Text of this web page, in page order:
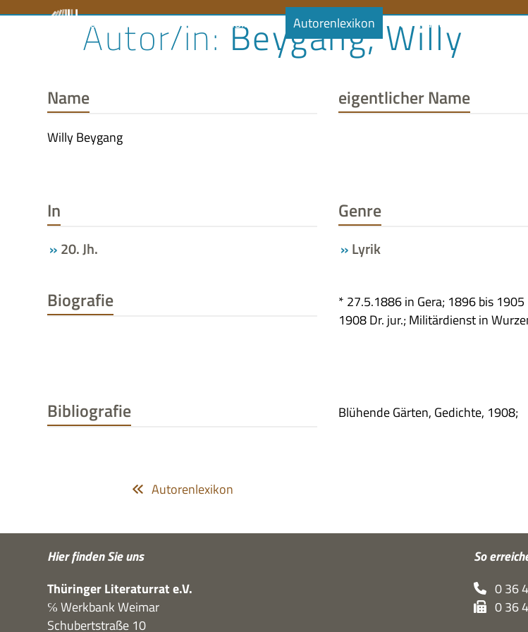
Literaturrat Audiobibliothek Autorenlexikon Literaturlandschaft
Beygang, Willy
Name
Willy Beygang
eigentlicher Name
In
20. Jh.
Genre
Lyrik
Biografie
* 27.5.1886 in Gera; 1896 bis
1908 Dr. jur.; Mili­tär­dienst in
Bibliografie Blü­hende Gär­ten, Gedichte, 1908;
Autorenlexikon
Hier fin­den Sie uns
Thü­rin­ger Lite­ra­tur­rat e.V.
℅ Werk­bank Weimar
Schu­bert­straße 10
So
0 36
0 36